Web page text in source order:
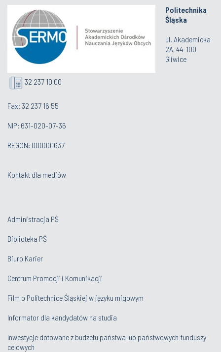
Politechnika
Śląska
ul. Akademicka
2A, 44-100
Gliwice
32 237 10 00
Fax: 32 237 16 55
NIP: 631-020-07-36
REGON: 000001637
Kontakt dla mediów
Administracja PŚ
Biblioteka PŚ
Biuro Karier
Centrum Promocji i Komunikacji
Film o Politechnice Śląskiej w języku migowym
Informator dla kandydatów na studia
Inwestycje dotowane z budżetu państwa lub państwowych funduszy
celowych